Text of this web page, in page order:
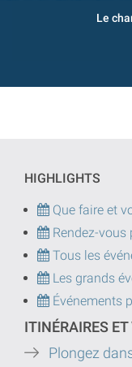
Le
HIGHLIGHTS
Que faire et
Rendez-
Tous les
Les grands
Événements
ITINÉRAIRES
Plongez